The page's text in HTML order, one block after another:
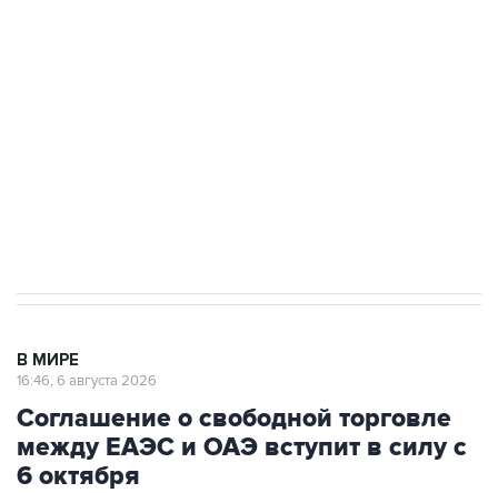
В МИРЕ
16:46, 6 августа 2026
Соглашение о свободной торговле
между ЕАЭС и ОАЭ вступит в силу с
6 октября